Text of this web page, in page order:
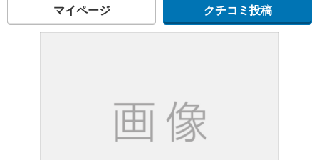
マイページ クチコミ投稿